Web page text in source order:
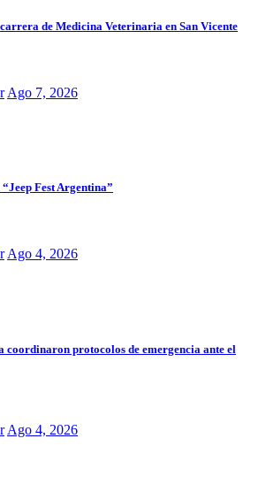
de Medicina Veterinaria en San Vicente
Ago 7, 2026
Fest Argentina”
Ago 4, 2026
coordinaron protocolos de emergencia ante el
Ago 4, 2026